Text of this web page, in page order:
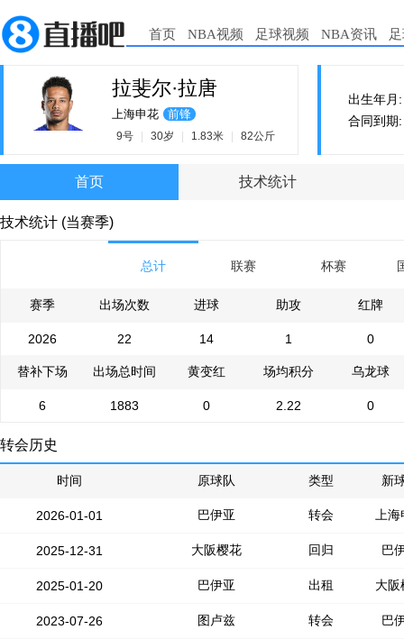
首页 NBA视频 足球视频 NBA资讯
拉斐尔·拉唐
上海申花 前锋
9号 30岁 1.83米 82公斤
出生年月
合同到期
首页 技术统计
技术统计 (当赛季)
总计 联赛 杯赛
赛季 出场次数 进球 助攻 红牌
2026 22 14 1 0
替补下场 出场总时间 黄变红 场均积分 乌龙球
6 1883 0 2.22 0
转会历史
时间 原球队 类型 新
2026-01-01 巴伊亚 转会 上
2025-12-31 大阪樱花 回归 巴
2025-01-20 巴伊亚 出租 大阪
2023-07-26 图卢兹 转会 巴